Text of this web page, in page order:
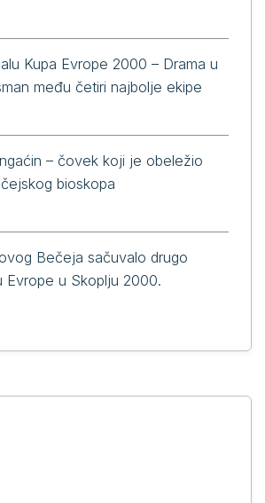
Kupa Evrope 2000 – Drama u
među četiri najbolje ekipe
– čovek koji je obeležio
bioskopa
Bečeja sačuvalo drugo
Evrope u Skoplju 2000.